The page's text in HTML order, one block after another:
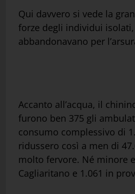
Qui davvero si vede la
forze degli individui
abbandonavano per
Accanto all’acqua, il
furono ben 375 gli
consumo complessivo di
ridussero così a men di
molto fervore. Né minore
Cagliaritano e 1.061 in